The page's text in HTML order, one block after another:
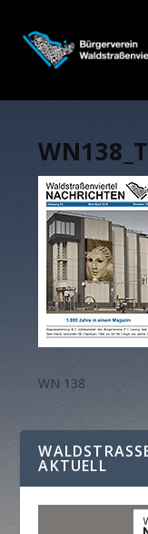
WN 138
KTUELL